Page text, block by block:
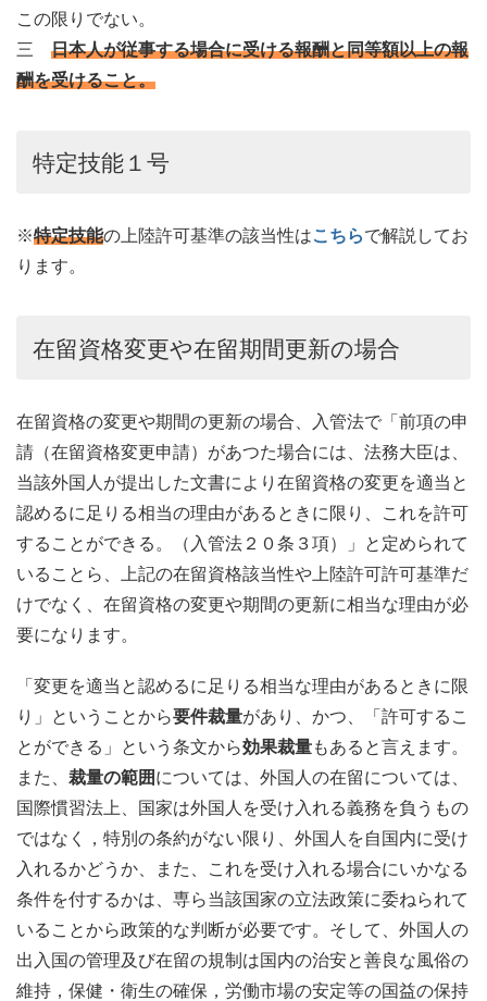
この限りでない。
三 日本人が従事する場合に受ける報酬と同等額以上の報
酬を受けること。
特定技能１号
※特定技能の上陸許可基準の該当性はこちらで解説してお
ります。
在留資格変更や在留期間更新の場合
在留資格の変更や期間の更新の場合、入管法で「前項の申
請（在留資格変更申請）があつた場合には、法務大臣は、
当該外国人が提出した文書により在留資格の変更を適当と
認めるに足りる相当の理由があるときに限り、これを許可
することができる。（入管法２０条３項）」と定められて
いることら、上記の在留資格該当性や上陸許可許可基準だ
けでなく、在留資格の変更や期間の更新に相当な理由が必
要になります。
「変更を適当と認めるに足りる相当な理由があるときに限
り」ということから要件裁量があり、かつ、「許可するこ
とができる」という条文から効果裁量もあると言えます。
また、 裁量の範囲については、外国人の在留については、
国際慣習法上、国家は外国人を受け入れる義務を負うもの
ではなく，特別の条約がない限り、外国人を自国内に受け
入れるかどうか、また、これを受け入れる場合にいかなる
条件を付するかは、専ら当該国家の立法政策に委ねられて
いることから政策的な判断が必要です。そして、外国人の
出入国の管理及び在留の規制は国内の治安と善良な風俗の
維持，保健・衛生の確保，労働市場の安定等の国益の保持